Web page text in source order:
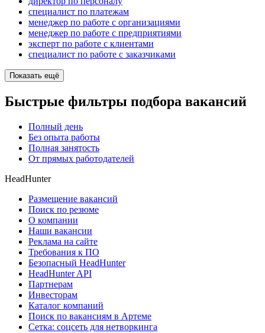
специалист по платежам
менеджер по работе с организациями
менеджер по работе с предприятиями
эксперт по работе с клиентами
специалист по работе с заказчиками
Показать ещё
Быстрые фильтры подбора вакансий
Полный день
Без опыта работы
Полная занятость
От прямых работодателей
HeadHunter
Размещение вакансий
Поиск по резюме
О компании
Наши вакансии
Реклама на сайте
Требования к ПО
Безопасный HeadHunter
HeadHunter API
Партнерам
Инвесторам
Каталог компаний
Поиск по вакансиям в Артеме
Сетка: соцсеть для нетворкинга